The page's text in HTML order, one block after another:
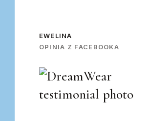
EWELINA
OPINIA Z FACEBOOKA